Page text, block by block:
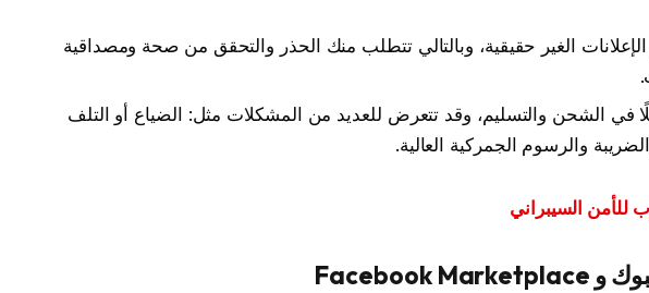
الغير حقيقية، وبالتالي تتطلب منك الحذر والتحقق من صحة ومصداقية
في الشحن والتسليم، وقد تتعرض للعديد من المشكلات مثل: الضياع أو التلف
والرسوم الجمركية العالية.
للأمن السيبراني